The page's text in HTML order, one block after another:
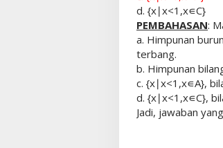
d. {x∣x<1,x∊C}
PEMBAHASAN:
a. Himpunan
terbang.
b. Himpunan
c. {x∣x<1,x∊A},
d. {x∣x<1,x∊C},
Jadi, jawaban